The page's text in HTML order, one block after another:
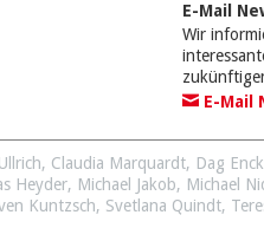
E-Mail
Wir
E-Mail
, Claudia Marquardt, Dag
Heyder, Michael Jakob, Michael
Kuntzsch, Svetlana Quindt,